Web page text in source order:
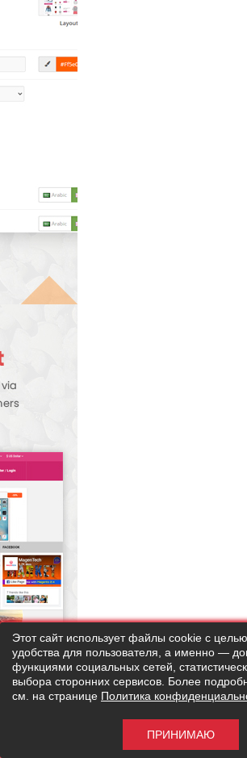
Этот сайт использует файлы cookie с
удобства для пользователя, а именно —
функциями социальных сетей,
выбора сторонних сервисов. Более
см. на странице Политика
ПРИНИМАЮ